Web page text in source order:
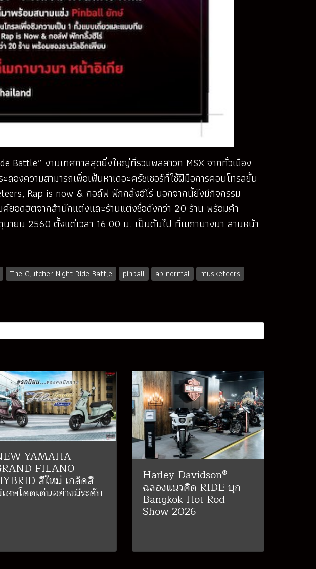
Battle” งานเทศกาลสุดยิ่งใหญ่ที่รวมพลสาวก MSX จากทั่วเมือง
งความสามารถเพื่อเฟ้นหาเดอะครัชเชอร์ที่ใช้ฝีมือการคอนโทรลขั้น
Rap is now & กอล์ฟ ฟักกลิ้งฮีโร่ นอกจากนี้ยังมีกิจกรรม
ยอดฮิตจากสำนักแต่งและร้านแต่งชื่อดังกว่า 20 ร้าน พร้อมคำ
ายน 2560 ตั้งแต่เวลา 16.00 น. เป็นต้นไป ที่เมกาบางนา ลานหน้า
The Clutcher Night Ride Battle pinball ab normal
musketeers
YAMAHA
FILANO
สีใหม่ เกล็ดสี
ศษโดดเด่นอย่างมีระดับ
Harley-Davidson®
ฉลองแนวคิด RIDE บุก
Bangkok Hot Rod
Show 2026